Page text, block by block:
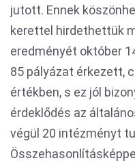
jutott. Ennek
kerettel hirdethettük
eredményét október
85 pályázat érkezett,
értékben, s ez jól
érdeklődés az
végül 20 intézményt